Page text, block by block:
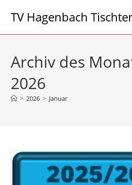
InhaltTV Hagenbach
Archiv des
2026
> 2026 > Januar